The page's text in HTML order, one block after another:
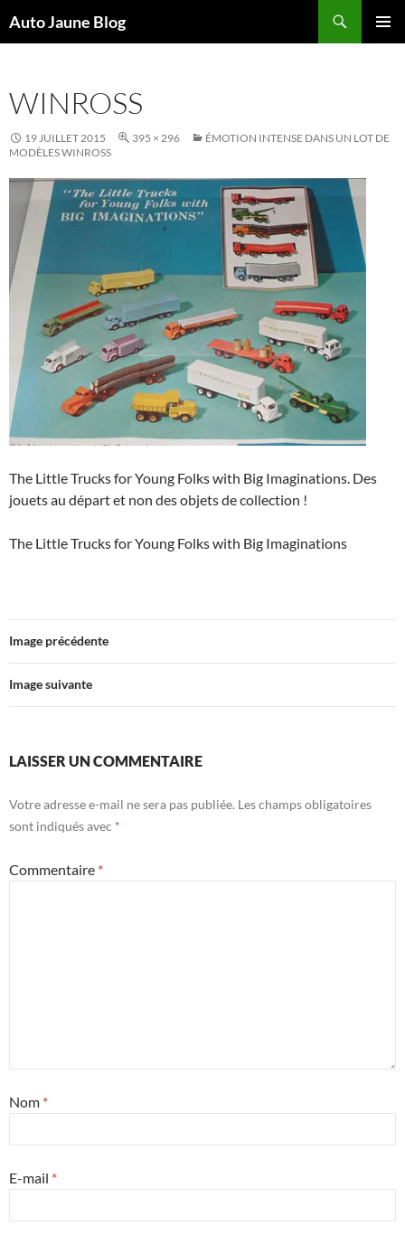
Auto Jaune Blog
WINROSS
19 JUILLET 2015 395 × 296
ÉMOTION INTENSE DANS UN LOT DE
MODÈLES WINROSS
The Little Trucks for Young Folks with Big Imaginations. Des
jouets au départ et non des objets de collection !
The Little Trucks for Young Folks with Big Imaginations
Image précédente
Image suivante
LAISSER UN COMMENTAIRE
Votre adresse e-mail ne sera pas publiée. Les champs obligatoires
sont indiqués avec *
Commentaire *
Nom *
E-mail *